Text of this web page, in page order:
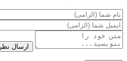
ارسال نظر